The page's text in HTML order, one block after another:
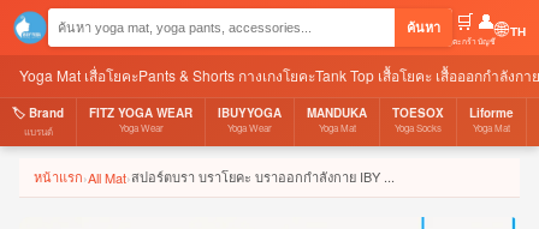
ค้นหา 🛒
ตะกร้า
👤
บัญชี🌐
Yoga Mat เสื่อโยคะPants & Shorts กางเกงโยคะTank Top เสื้อโยคะ เสื้อออกกำลังก
🏷️ Brand
แบรนด์
FITZ YOGA WEAR
Yoga Wear
IBUYYOGA
Yoga Wear
MANDUKA
Yoga Mat
TOESOX
Yoga Socks
Liforme
Yoga Mat
หน้าแรก›All Mat›สปอร์ตบรา บราโยคะ บราออกกำลังกาย IBY ...